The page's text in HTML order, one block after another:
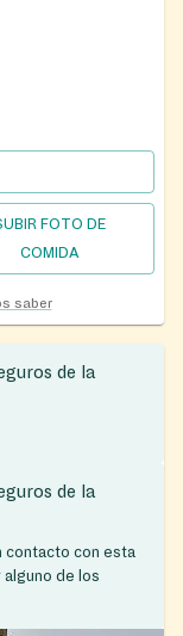
FOTO DE
COMIDA
saber
de la
de la
contacto con esta
de los